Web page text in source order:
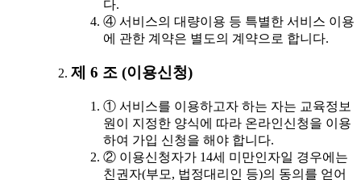
다.
④ 서비스의 대량이용 등 특별한 서비스 이용
에 관한 계약은 별도의 계약으로 합니다.
제 6 조 (이용신청)
① 서비스를 이용하고자 하는 자는 교육정보
원이 지정한 양식에 따라 온라인신청을 이용
하여 가입 신청을 해야 합니다.
② 이용신청자가 14세 미만인자일 경우에는
친권자(부모, 법정대리인 등)의 동의를 얻어